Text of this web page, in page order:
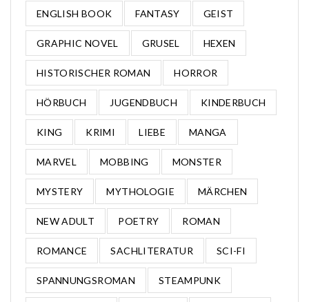
ENGLISH BOOK FANTASY GEIST
GRAPHIC NOVEL GRUSEL HEXEN
HISTORISCHER ROMAN HORROR
HÖRBUCH JUGENDBUCH KINDERBUCH
KING KRIMI LIEBE MANGA
MARVEL MOBBING MONSTER
MYSTERY MYTHOLOGIE MÄRCHEN
NEW ADULT POETRY ROMAN
ROMANCE SACHLITERATUR SCI-FI
SPANNUNGSROMAN STEAMPUNK